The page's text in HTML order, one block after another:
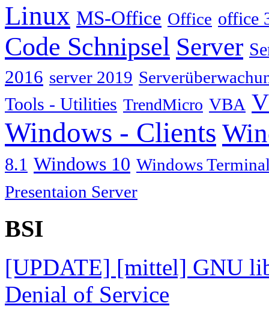
Linux MS-Office Office office
Code Schnipsel Server
2016 server 2019
Tools - Utilities TrendMicro VBA
Windows - Clients
8.1 Windows 10 Windows
Presentaion Server
BSI
[UPDATE] [mittel] GNU
Denial of Service